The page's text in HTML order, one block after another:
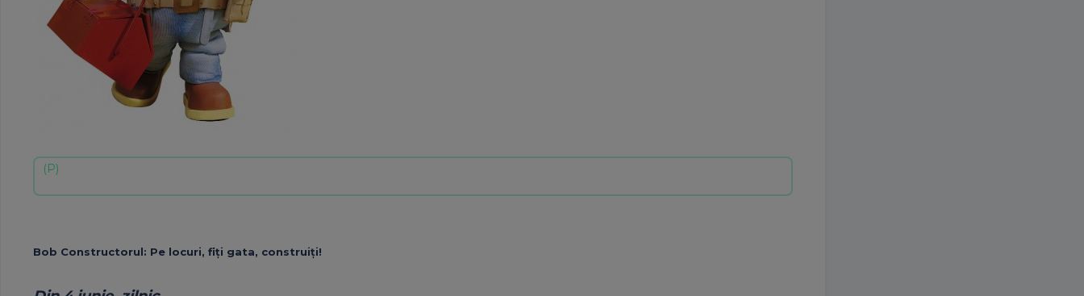
Bob Constructorul: Pe locuri, fiţi gata, construiţi!